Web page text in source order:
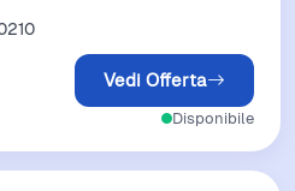
Vedi Offerta
Disponibile